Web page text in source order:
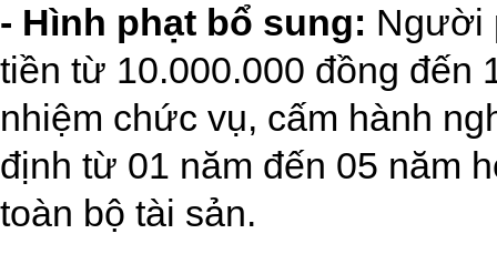
- Hình phạt bổ sung: Người
tiền từ 10.000.000 đồng đến
nhiệm chức vụ, cấm hành
định từ 01 năm đến 05 năm
toàn bộ tài sản.